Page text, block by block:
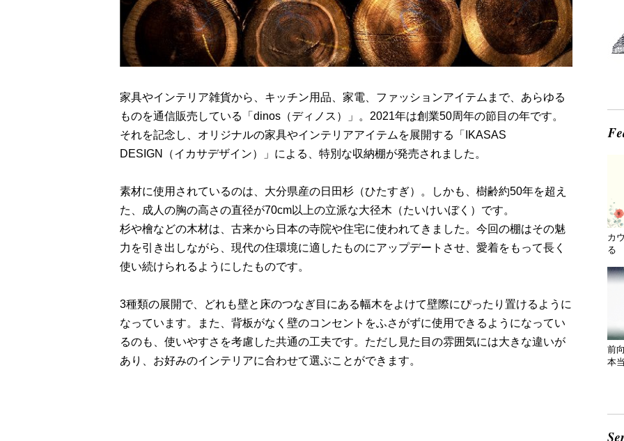
家具やインテリア雑貨から、キッチン用品、家電、ファッションアイテムまで、あらゆる
ものを通信販売している「dinos（ディノス）」。2021年は創業50周年の節目の年です。
それを記念し、オリジナルの家具やインテリアアイテムを展開する「IKASAS
DESIGN（イカサデザイン）」による、特別な収納棚が発売されました。
素材に使用されているのは、大分県産の日田杉（ひたすぎ）。しかも、樹齢約50年を超え
た、成人の胸の高さの直径が70cm以上の立派な大径木（たいけいぼく）です。
杉や檜などの木材は、古来から日本の寺院や住宅に使われてきました。今回の棚はその魅
力を引き出しながら、現代の住環境に適したものにアップデートさせ、愛着をもって長く
使い続けられるようにしたものです。
3種類の展開で、どれも壁と床のつなぎ目にある幅木をよけて壁際にぴったり置けるように
なっています。また、背板がなく壁のコンセントをふさがずに使用できるようになってい
るのも、使いやすさを考慮した共通の工夫です。ただし見た目の雰囲気には大きな違いが
あり、お好みのインテリアに合わせて選ぶことができます。
カ
る
前
本